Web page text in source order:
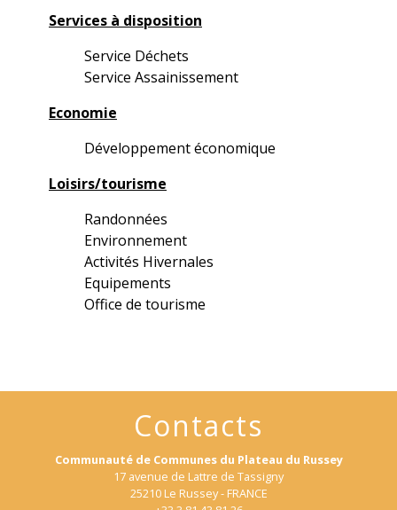
Services à disposition
Service Déchets
Service Assainissement
Economie
Développement économique
Loisirs/tourisme
Randonnées
Environnement
Activités Hivernales
Equipements
Office de tourisme
Contacts
Communauté de Communes du Plateau du Russey
17 avenue de Lattre de Tassigny
25210 Le Russey - FRANCE